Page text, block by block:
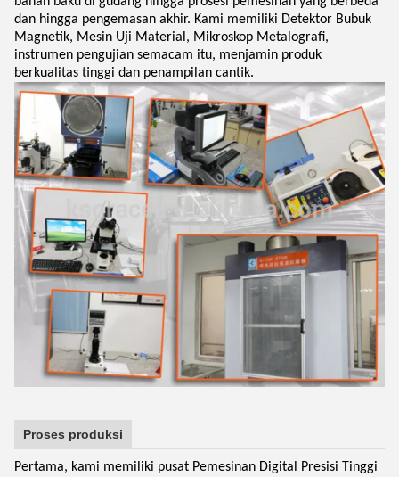
dan hingga pengemasan akhir. Kami memiliki Detektor Bubuk
Magnetik, Mesin Uji Material, Mikroskop Metalografi,
instrumen pengujian semacam itu, menjamin produk
berkualitas tinggi dan penampilan cantik.
Proses produksi
Pertama, kami memiliki pusat Pemesinan Digital Presisi Tinggi